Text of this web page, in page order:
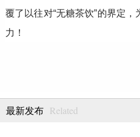
覆了以往对“无糖茶饮”的界定
力！
最新发布 Related